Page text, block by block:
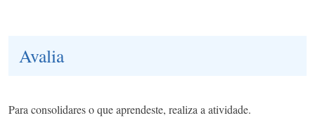
Avalia
Para consolidares o que aprendeste, realiza a atividade.